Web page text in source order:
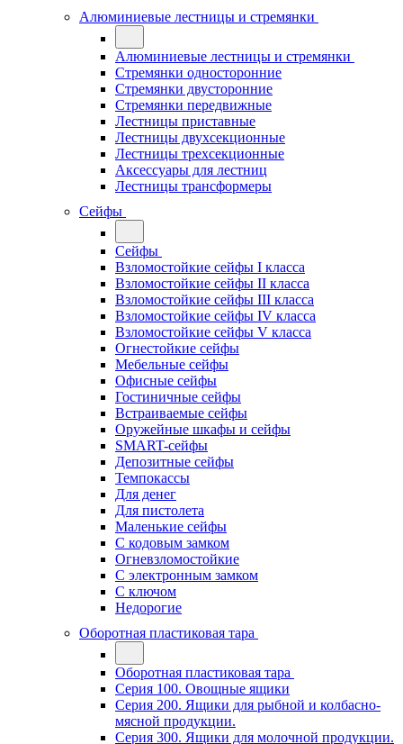
Алюминиевые лестницы и стремянки
Алюминиевые лестницы и стремянки
Стремянки односторонние
Стремянки двусторонние
Стремянки передвижные
Лестницы приставные
Лестницы двухсекционные
Лестницы трехсекционные
Аксессуары для лестниц
Лестницы трансформеры
Сейфы
Сейфы
Взломостойкие сейфы I класса
Взломостойкие сейфы II класса
Взломостойкие сейфы III класса
Взломостойкие сейфы IV класса
Взломостойкие сейфы V класса
Огнестойкие сейфы
Мебельные сейфы
Офисные сейфы
Гостиничные сейфы
Встраиваемые сейфы
Оружейные шкафы и сейфы
SMART-сейфы
Депозитные сейфы
Темпокассы
Для денег
Для пистолета
Маленькие сейфы
С кодовым замком
Огневзломостойкие
С электронным замком
С ключом
Недорогие
Оборотная пластиковая тара
Оборотная пластиковая тара
Серия 100. Овощные ящики
Серия 200. Ящики для рыбной и колбасно-
мясной продукции.
Серия 300. Ящики для молочной продукции.